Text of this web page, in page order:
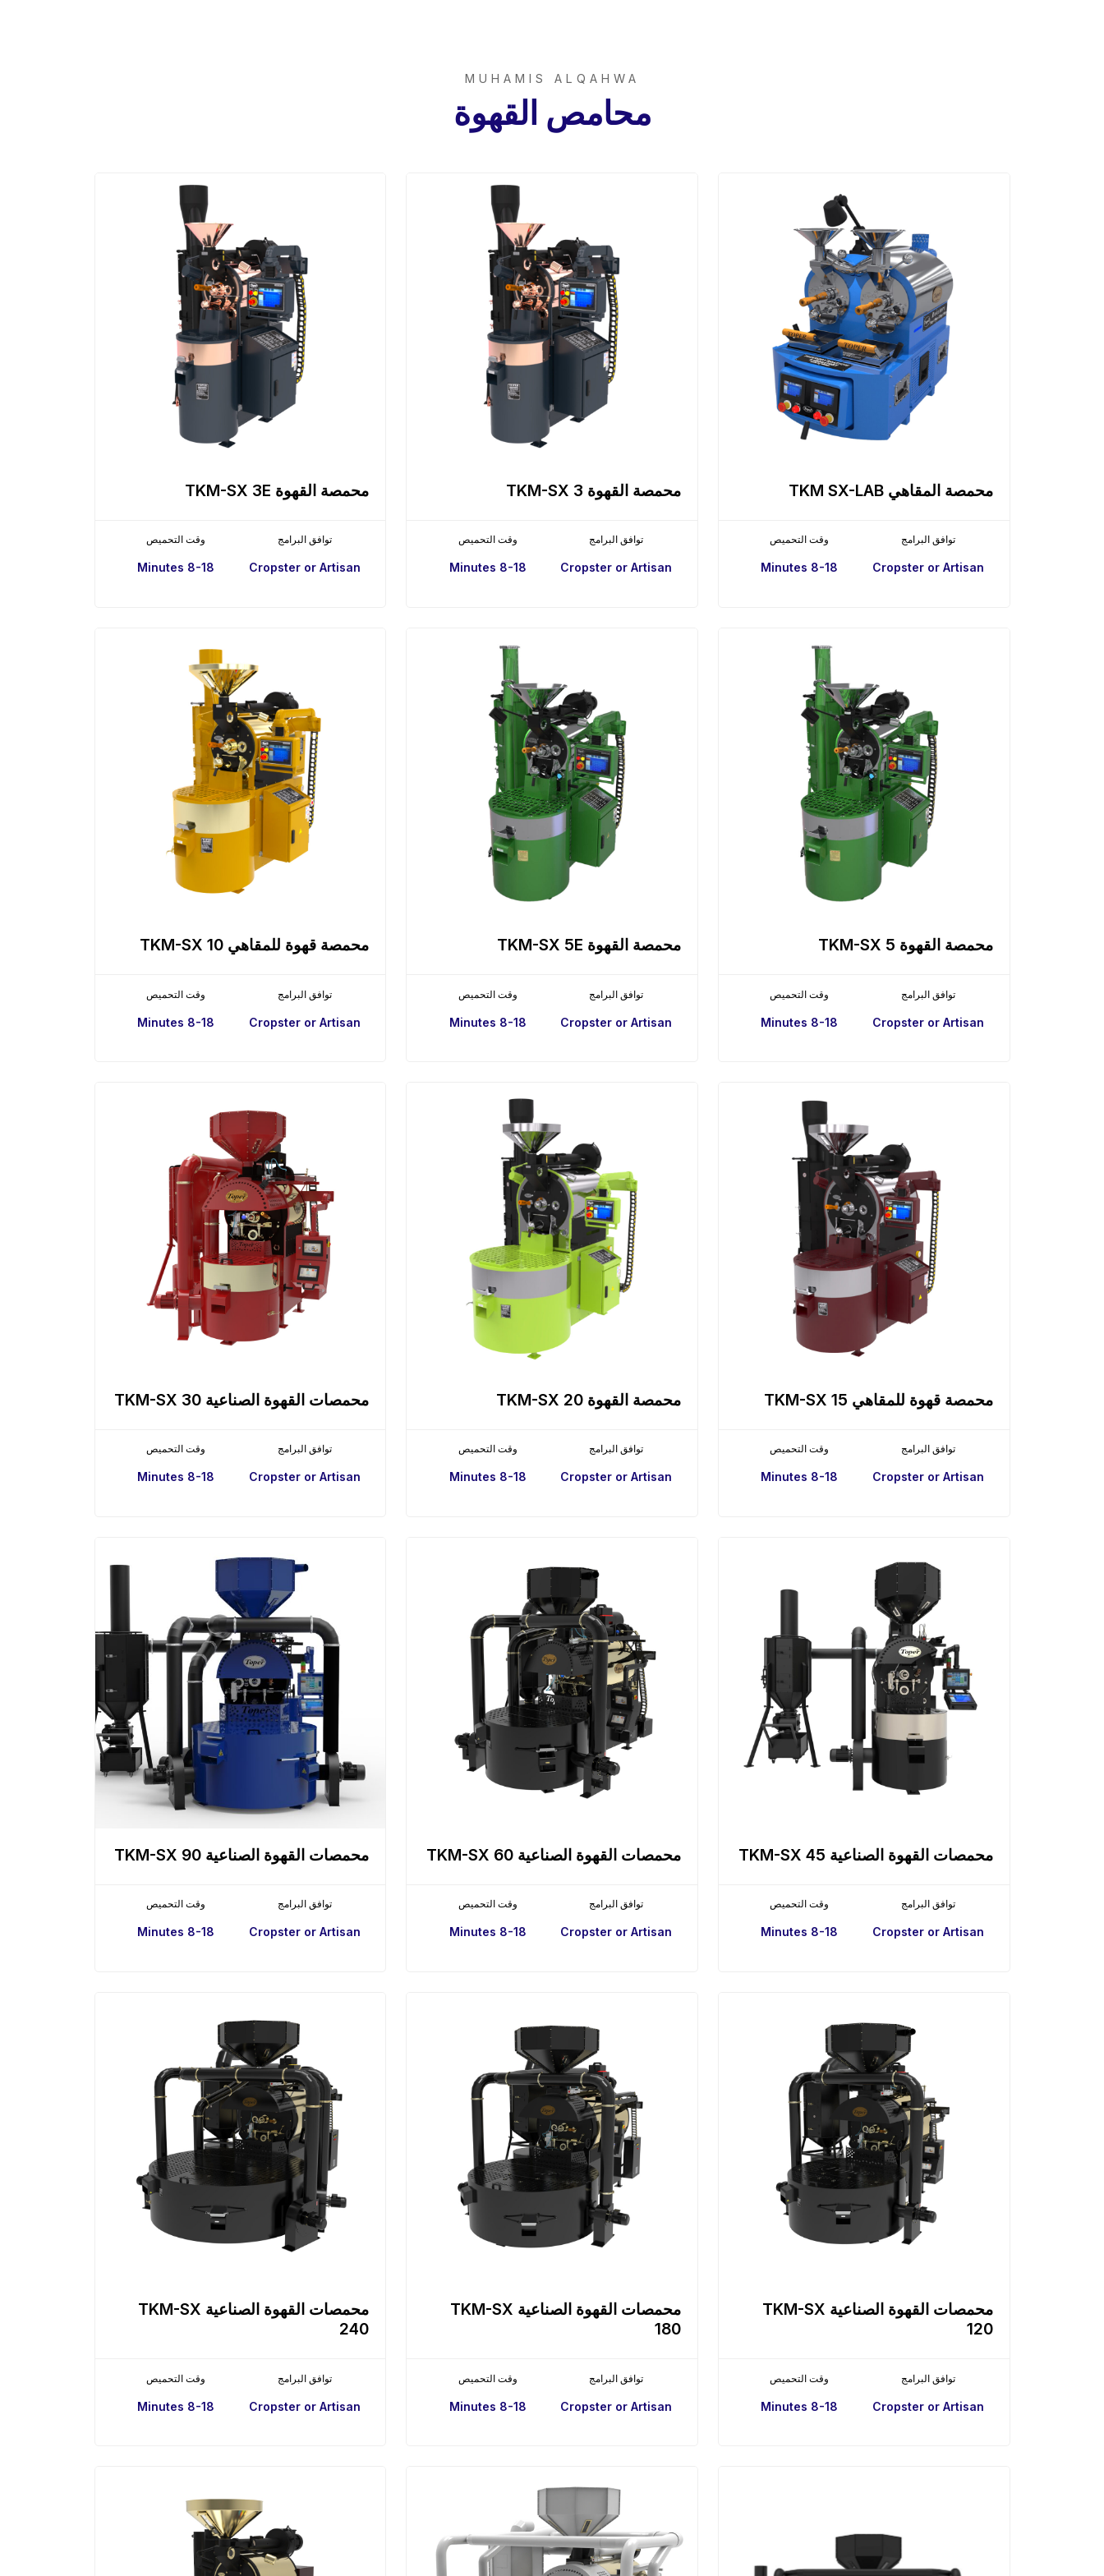
MUHAMIS ALQAHWA
محامص القهوة
محمصة المقاهي TKM SX-LAB
توافق البرامج
Cropster or Artisan
وقت التحميص
8-18 Minutes
محمصة القهوة TKM-SX 3
توافق البرامج
Cropster or Artisan
وقت التحميص
8-18 Minutes
محمصة القهوة TKM-SX 3E
توافق البرامج
Cropster or Artisan
وقت التحميص
8-18 Minutes
محمصة القهوة TKM-SX 5
توافق البرامج
Cropster or Artisan
وقت التحميص
8-18 Minutes
محمصة القهوة TKM-SX 5E
توافق البرامج
Cropster or Artisan
وقت التحميص
8-18 Minutes
محمصة قهوة للمقاهي TKM-SX 10
توافق البرامج
Cropster or Artisan
وقت التحميص
8-18 Minutes
محمصة قهوة للمقاهي TKM-SX 15
توافق البرامج
Cropster or Artisan
وقت التحميص
8-18 Minutes
محمصة القهوة TKM-SX 20
توافق البرامج
Cropster or Artisan
وقت التحميص
8-18 Minutes
محمصات القهوة الصناعية TKM-SX 30
توافق البرامج
Cropster or Artisan
وقت التحميص
8-18 Minutes
محمصات القهوة الصناعية TKM-SX 45
توافق البرامج
Cropster or Artisan
وقت التحميص
8-18 Minutes
محمصات القهوة الصناعية TKM-SX 60
توافق البرامج
Cropster or Artisan
وقت التحميص
8-18 Minutes
محمصات القهوة الصناعية TKM-SX 90
توافق البرامج
Cropster or Artisan
وقت التحميص
8-18 Minutes
محمصات القهوة الصناعية TKM-SX
120
توافق البرامج
Cropster or Artisan
وقت التحميص
8-18 Minutes
محمصات القهوة الصناعية TKM-SX
180
توافق البرامج
Cropster or Artisan
وقت التحميص
8-18 Minutes
محمصات القهوة الصناعية TKM-SX
240
توافق البرامج
Cropster or Artisan
وقت التحميص
8-18 Minutes